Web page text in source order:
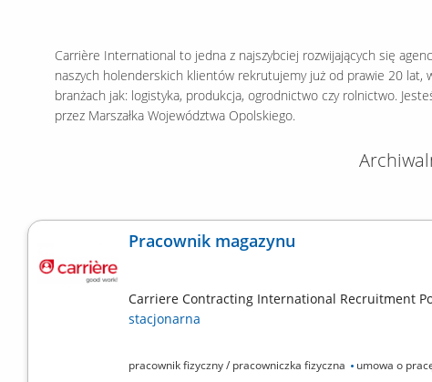
Carrière International to jedna z najszybciej rozwijających się
naszych holenderskich klientów rekrutujemy już od prawie 20
branżach jak: logistyka, produkcja, ogrodnictwo czy rolnictwo.
przez Marszałka Województwa Opolskiego.
Pracownik magazynu
Carriere Contracting International Recruitment
stacjonarna
pracownik fizyczny / pracowniczka fizyczna umowa o